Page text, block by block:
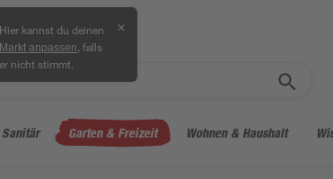
Hier kannst du deinen
Markt anpassen , falls
er nicht stimmt.
✕
Garten & Freizeit Wohnen & Haushalt